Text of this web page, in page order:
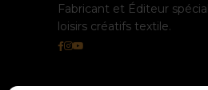
Fabricant et Éditeur
loisirs créatifs textile.